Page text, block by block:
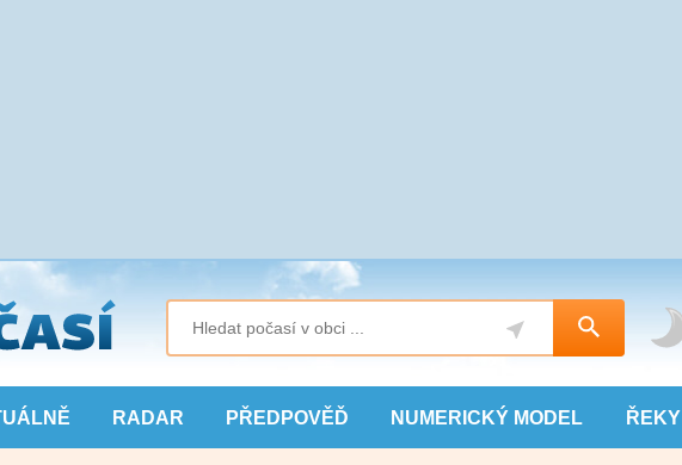
RADAR PŘEDPOVĚĎ NUMERICKÝ MODEL ŘEKY